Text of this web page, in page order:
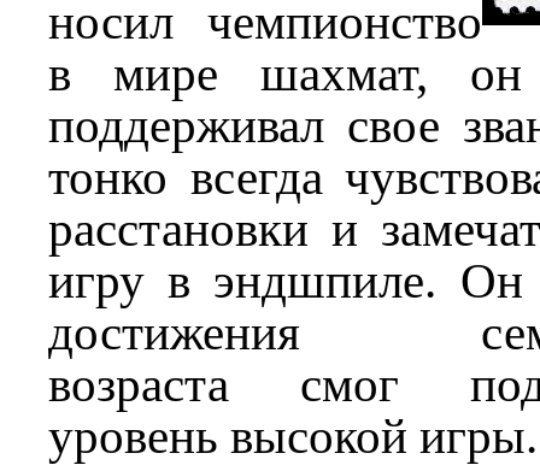
носил чемпионство
в мире шахмат,
поддерживал свое
тонко всегда
расстановки и
игру в эндшпиле. Он
достижения
возраста смог
уровень высокой игры.